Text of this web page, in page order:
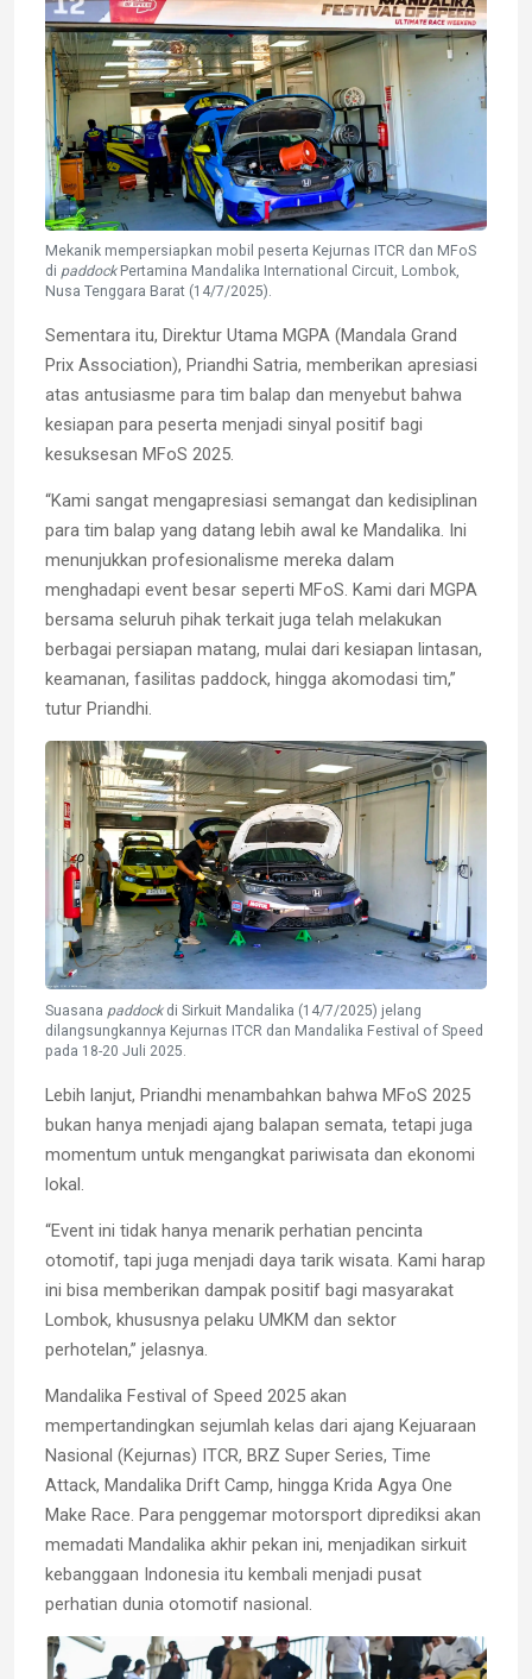
Mekanik mempersiapkan mobil peserta Kejurnas ITCR dan MFoS
di paddock Pertamina Mandalika International Circuit, Lombok,
Nusa Tenggara Barat (14/7/2025).
Sementara itu, Direktur Utama MGPA (Mandala Grand
Prix Association), Priandhi Satria, memberikan apresiasi
atas antusiasme para tim balap dan menyebut bahwa
kesiapan para peserta menjadi sinyal positif bagi
kesuksesan MFoS 2025.
“Kami sangat mengapresiasi semangat dan kedisiplinan
para tim balap yang datang lebih awal ke Mandalika. Ini
menunjukkan profesionalisme mereka dalam
menghadapi event besar seperti MFoS. Kami dari MGPA
bersama seluruh pihak terkait juga telah melakukan
berbagai persiapan matang, mulai dari kesiapan lintasan,
keamanan, fasilitas paddock, hingga akomodasi tim,”
tutur Priandhi.
Suasana paddockdi Sirkuit Mandalika (14/7/2025) jelang
dilangsungkannya Kejurnas ITCR dan Mandalika Festival of Speed
pada 18-20 Juli 2025.
Lebih lanjut, Priandhi menambahkan bahwa MFoS 2025
bukan hanya menjadi ajang balapan semata, tetapi juga
momentum untuk mengangkat pariwisata dan ekonomi
lokal.
“Event ini tidak hanya menarik perhatian pencinta
otomotif, tapi juga menjadi daya tarik wisata. Kami harap
ini bisa memberikan dampak positif bagi masyarakat
Lombok, khususnya pelaku UMKM dan sektor
perhotelan,” jelasnya.
Mandalika Festival of Speed 2025 akan
mempertandingkan sejumlah kelas dari ajang Kejuaraan
Nasional (Kejurnas) ITCR, BRZ Super Series, Time
Attack, Mandalika Drift Camp, hingga Krida Agya One
Make Race. Para penggemar motorsport diprediksi akan
memadati Mandalika akhir pekan ini, menjadikan sirkuit
kebanggaan Indonesia itu kembali menjadi pusat
perhatian dunia otomotif nasional.